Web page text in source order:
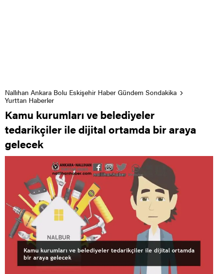
Nallıhan Ankara Bolu Eskişehir Haber Gündem Sondakika
Yurttan Haberler
Kamu kurumları ve belediyeler
tedarikçiler ile dijital ortamda bir araya
gelecek